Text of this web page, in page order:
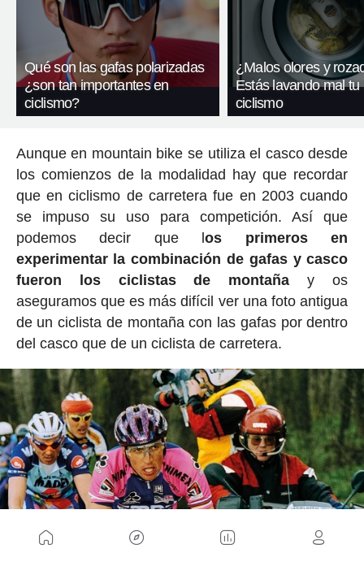
Qué son las gafas polarizadas
¿son tan importantes en
ciclismo?
¿Malos olores y
Estás lavando mal tu
ciclismo
Aunque en mountain bike se utiliza el casco desde
los comienzos de la modalidad hay que recordar
que en ciclismo de carretera fue en 2003 cuando
se impuso su uso para competición. Así que
podemos decir que los primeros en
experimentar la combinación de gafas y casco
fueron los ciclistas de montañay os
aseguramos que es más difícil ver una foto antigua
de un ciclista de montaña con las gafas por dentro
del casco que de un ciclista de carretera.